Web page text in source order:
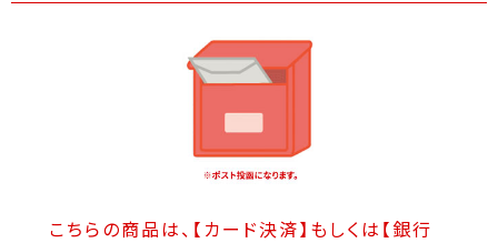
こちらの商品は、【カード決済】もしくは【銀行